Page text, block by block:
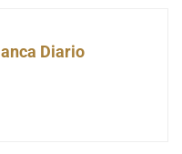
Diario